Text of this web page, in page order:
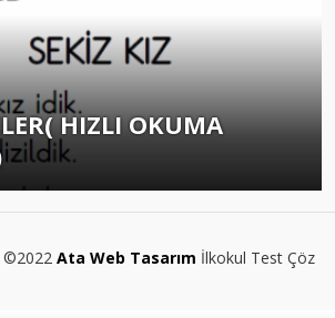
HIZLI OKUMA
©2022 Ata Web Tasarım İlkokul Test Çöz